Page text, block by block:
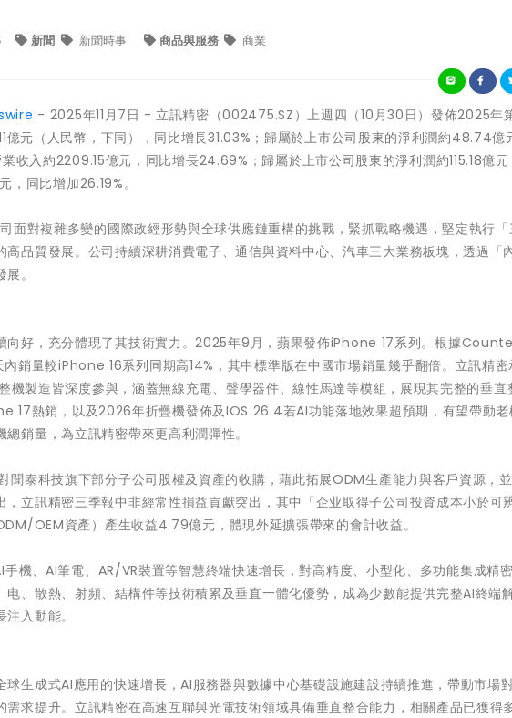
新聞 新聞時事 商品與服務 商業
- 2025年11月7日 - 立訊精密（002475.SZ）上週四（10月30日）發佈2025年
億元（人民幣，下同），同比增長31.03%；歸屬於上市公司股東的淨利潤約48.74億
收入約2209.15億元，同比增長24.69%；歸屬於上市公司股東的淨利潤約115.18億元
，同比增加26.19%。
面對複雜多變的國際政經形勢與全球供應鏈重構的挑戰，緊抓戰略機遇，堅定執行「
品質發展。公司持續深耕消費電子、通信與資料中心、汽車三大業務板塊，透過「
。
向好，充分體現了其技術實力。2025年9月，蘋果發佈iPhone 17系列。根據
銷量較iPhone 16系列同期高14%，其中標準版在中國市場銷量幾乎翻倍。立訊精密
機製造皆深度參與，涵蓋無線充電、聲學器件、線性馬達等模組，展現其完整的垂直
17熱銷，以及2026年折疊機發佈及IOS 26.4若AI功能落地效果超預期，有望帶動老
銷量，為立訊精密帶來更高利潤彈性。
聞泰科技旗下部分子公司股權及資產的收購，藉此拓展ODM生產能力與客戶資源，
立訊精密三季報中非經常性損益貢獻突出，其中「企业取得子公司投資成本小於可
OEM資產）產生收益4.79億元，體現外延擴張帶來的會計收益。
機、AI筆電、AR/VR裝置等智慧終端快速增長，對高精度、小型化、多功能集成精
电、散熱、射頻、結構件等技術積累及垂直一體化優勢，成為少數能提供完整AI終端
入動能。
生成式AI應用的快速增長，AI服務器與數據中心基礎設施建設持續推進，帶動市場
需求提升。立訊精密在高速互聯與光電技術領域具備垂直整合能力，相關產品已獲得